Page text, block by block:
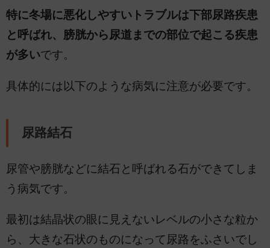
特に冬場に悪化しやすいトラブルは下部尿路疾患
と呼ばれ、膀胱から尿道までの部位で起こる疾患
が多いです。
具体的には以下のような病気に注意が必要です。
尿路結石
尿管や膀胱などに結石と呼ばれる石ができてしま
う病気です。
最初は結晶状の眼に見えないレベルの小さな粒か
ら、大きな石状のものになって尿路をふさいでし